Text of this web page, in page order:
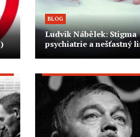
BLOG
Ludvik Nábělek: Stigma
psychiatrie a nešťastný